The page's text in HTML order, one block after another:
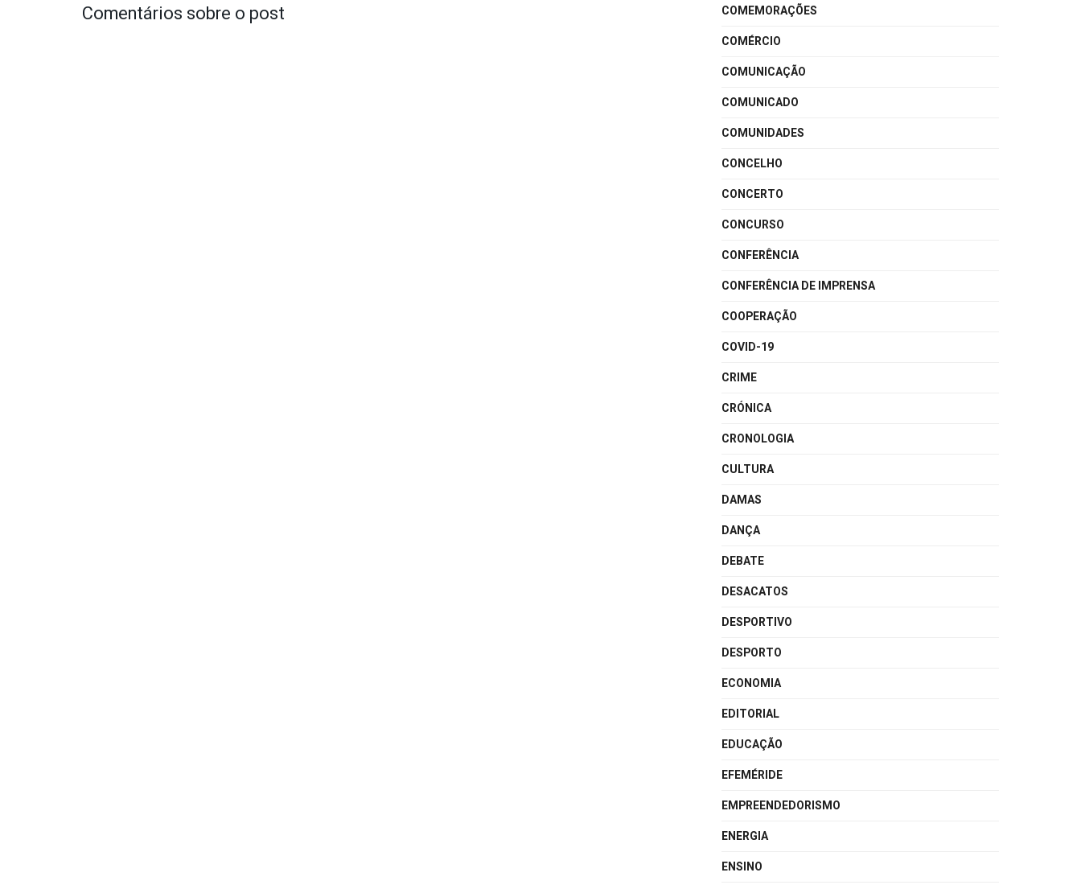
Comentários sobre o post
COMEMORAÇÕES
COMÉRCIO
COMUNICAÇÃO
COMUNICADO
COMUNIDADES
CONCELHO
CONCERTO
CONCURSO
CONFERÊNCIA
CONFERÊNCIA DE IMPRENSA
COOPERAÇÃO
COVID-19
CRIME
CRÓNICA
CRONOLOGIA
CULTURA
DAMAS
DANÇA
DEBATE
DESACATOS
DESPORTIVO
DESPORTO
ECONOMIA
EDITORIAL
EDUCAÇÃO
EFEMÉRIDE
EMPREENDEDORISMO
ENERGIA
ENSINO